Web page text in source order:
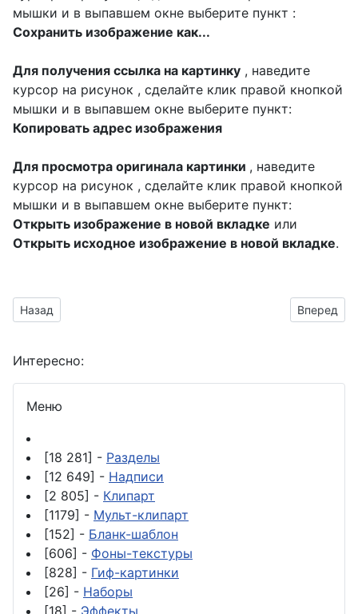
мышки и в выпавшем окне выберите пункт :
Сохранить изображение как...
Для получения ссылка на картинку , наведите
курсор на рисунок , сделайте клик правой кнопкой
мышки и в выпавшем окне выберите пункт:
Копировать адрес изображения
Для просмотра оригинала картинки , наведите
курсор на рисунок , сделайте клик правой кнопкой
мышки и в выпавшем окне выберите пункт:
Открыть изображение в новой вкладке или
Открыть исходное изображение в новой вкладке.
Предыдущий материал: яркая надпись с мужским именем
Назад Вперед
Интересно:
Меню
[18 281] - Разделы
[12 649] - Надписи
[2 805] - Клипарт
[1179] - Мульт-клипарт
[152] - Бланк-шаблон
[606] - Фоны-текстуры
[828] - Гиф-картинки
[26] - Наборы